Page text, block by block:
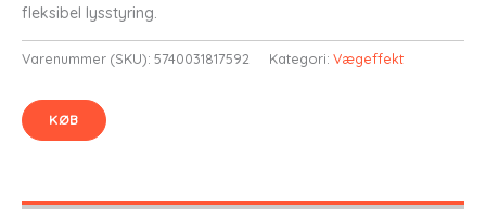
fleksibel lysstyring.
Varenummer (SKU): 5740031817592 Kategori: Vægeffekt
KØB